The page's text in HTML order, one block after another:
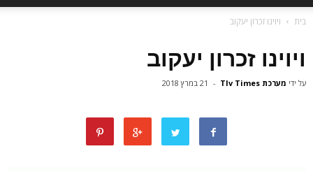
בית ויוינו זכרון יעקוב
ויוינו זכרון יעקוב
על ידי מערכת Tlv Times - 21 במרץ 2018